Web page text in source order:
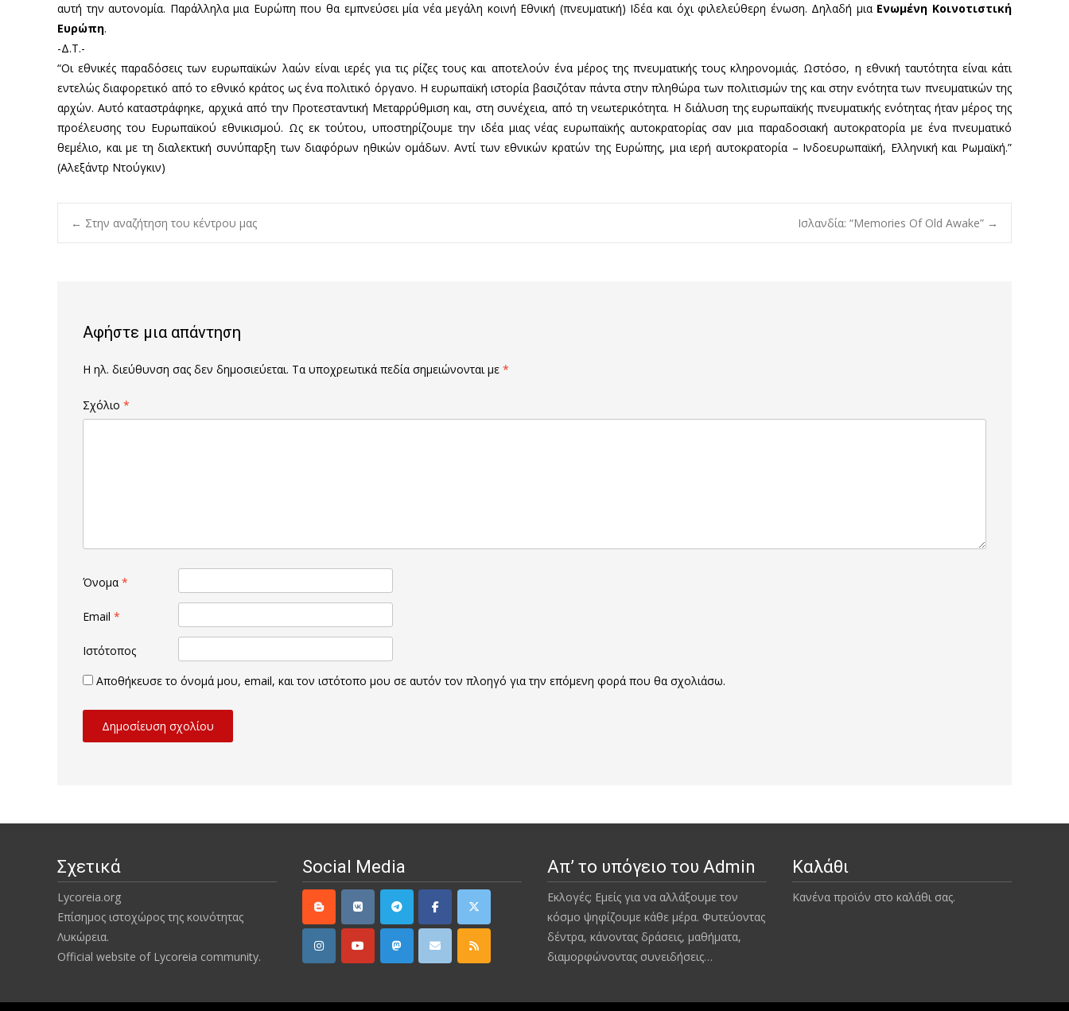
αυτή την αυτονομία. Παράλληλα μια Ευρώπη που θα εμπνεύσει μία νέα μεγάλη κοινή Εθνική (πνευματική) Ιδέα και όχι φιλελεύθερη ένωση. Δηλαδή μια Ενωμένη Κοινοτιστική
Ευρώπη.
-Δ.Τ.-
“Οι εθνικές παραδόσεις των ευρωπαϊκών λαών είναι ιερές για τις ρίζες τους και αποτελούν ένα μέρος της πνευματικής τους κληρονομιάς. Ωστόσο, η εθνική ταυτότητα είναι κάτι
εντελώς διαφορετικό από το εθνικό κράτος ως ένα πολιτικό όργανο. Η ευρωπαϊκή ιστορία βασιζόταν πάντα στην πληθώρα των πολιτισμών της και στην ενότητα των πνευματικών της
αρχών. Αυτό καταστράφηκε, αρχικά από την Προτεσταντική Μεταρρύθμιση και, στη συνέχεια, από τη νεωτερικότητα. Η διάλυση της ευρωπαϊκής πνευματικής ενότητας ήταν μέρος της
προέλευσης του Ευρωπαϊκού εθνικισμού. Ως εκ τούτου, υποστηρίζουμε την ιδέα μιας νέας ευρωπαϊκής αυτοκρατορίας σαν μια παραδοσιακή αυτοκρατορία με ένα πνευματικό
θεμέλιο, και με τη διαλεκτική συνύπαρξη των διαφόρων ηθικών ομάδων. Αντί των εθνικών κρατών της Ευρώπης, μια ιερή αυτοκρατορία – Ινδοευρωπαϊκή, Ελληνική και Ρωμαϊκή.”
(Αλεξάντρ Ντούγκιν)
Post
← Στην αναζήτηση του κέντρου μας Ισλανδία: “Memories Of Old Awake” →
Αφήστε μια απάντηση
Η ηλ. διεύθυνση σας δεν δημοσιεύεται. Τα υποχρεωτικά πεδία σημειώνονται με *
Σχόλιο *
Όνομα *
Email *
Ιστότοπος
Αποθήκευσε το όνομά μου, email, και τον ιστότοπο μου σε αυτόν τον πλοηγό για την επόμενη φορά που θα σχολιάσω.
Σχετικά
Lycoreia.org
Επίσημος ιστοχώρος της κοινότητας
Λυκώρεια.
Official website of Lycoreia community.
Social Media Απ’ το υπόγειο του Admin
Εκλογές; Εμείς για να αλλάξουμε τον
κόσμο ψηφίζουμε κάθε μέρα. Φυτεύοντας
δέντρα, κάνοντας δράσεις, μαθήματα,
διαμορφώνοντας συνειδήσεις…
Καλάθι
Κανένα προϊόν στο καλάθι σας.